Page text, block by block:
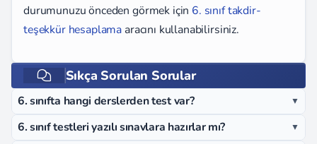
durumunuzu önceden görmek için 6. sınıf takdir-
teşekkür hesaplama aracını kullanabilirsiniz.
Sıkça Sorulan Sorular
6. sınıfta hangi derslerden test var? ▼
6. sınıf testleri yazılı sınavlara hazırlar mı? ▼